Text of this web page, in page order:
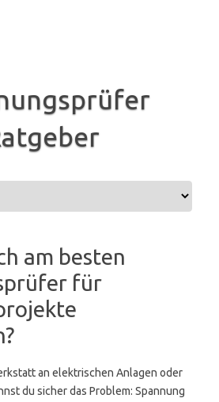
am besten
für
an elektrischen Anlagen oder
du sicher das Problem: Spannung